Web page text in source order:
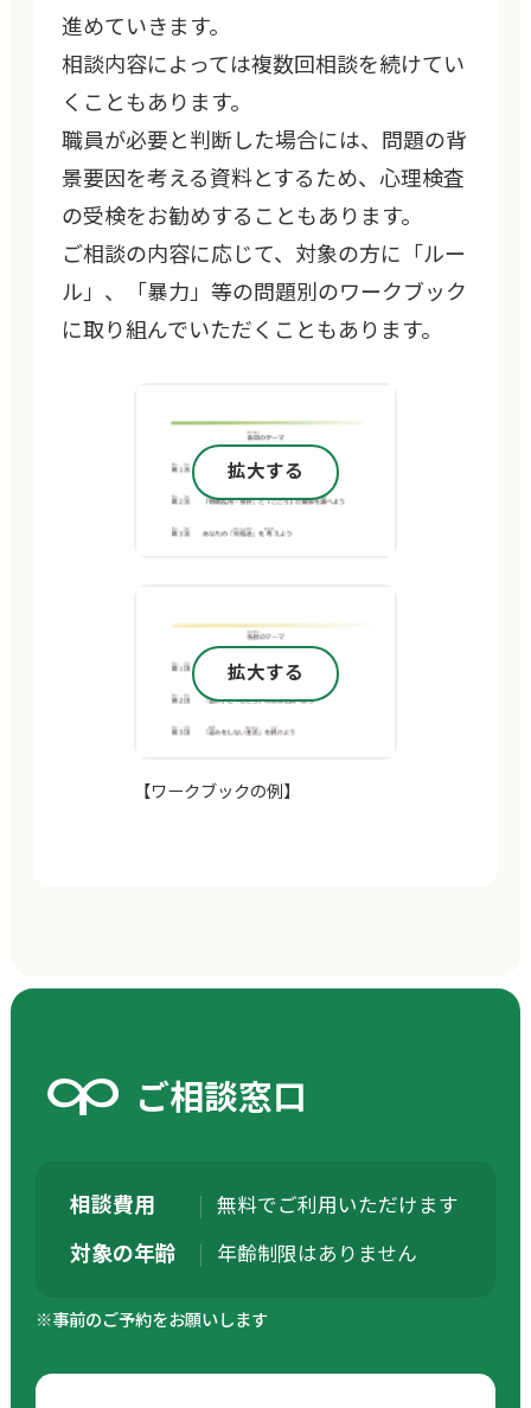
進めていきます。
相談内容によっては複数回相談を続けてい
くこともあります。
職員が必要と判断した場合には、問題の背
景要因を考える資料とするため、心理検査
の受検をお勧めすることもあります。
ご相談の内容に応じて、対象の方に「ルー
ル」、「暴力」等の問題別のワークブック
に取り組んでいただくこともあります。
拡大する
拡大する
【ワークブックの例】
ご相談窓口
相談費用 無料でご利用いただけます
対象の年齢 年齢制限はありません
※事前のご予約をお願いします